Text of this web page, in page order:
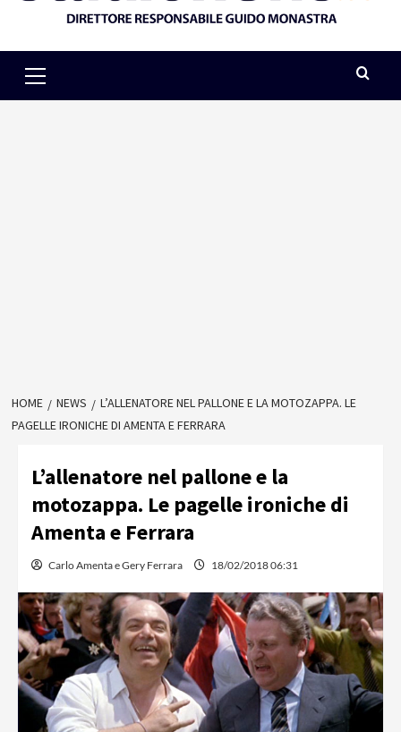
Menu
HOME NEWS
L’ALLENATORE NEL PALLONE E LA MOTOZAPPA. LE
PAGELLE IRONICHE DI AMENTA E FERRARA
L’allenatore nel pallone e la
motozappa. Le pagelle ironiche di
Amenta e Ferrara
Carlo Amenta e Gery Ferrara 18/02/2018 06:31